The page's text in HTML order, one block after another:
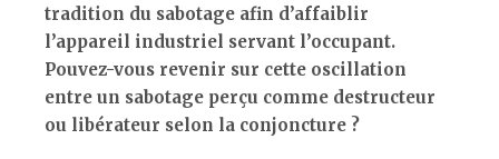
tradition du sabotage afin d’affaiblir
l’appareil industriel servant l’occupant.
Pouvez-vous revenir sur cette oscillation
entre un sabotage perçu comme destructeur
ou libérateur selon la conjoncture ?